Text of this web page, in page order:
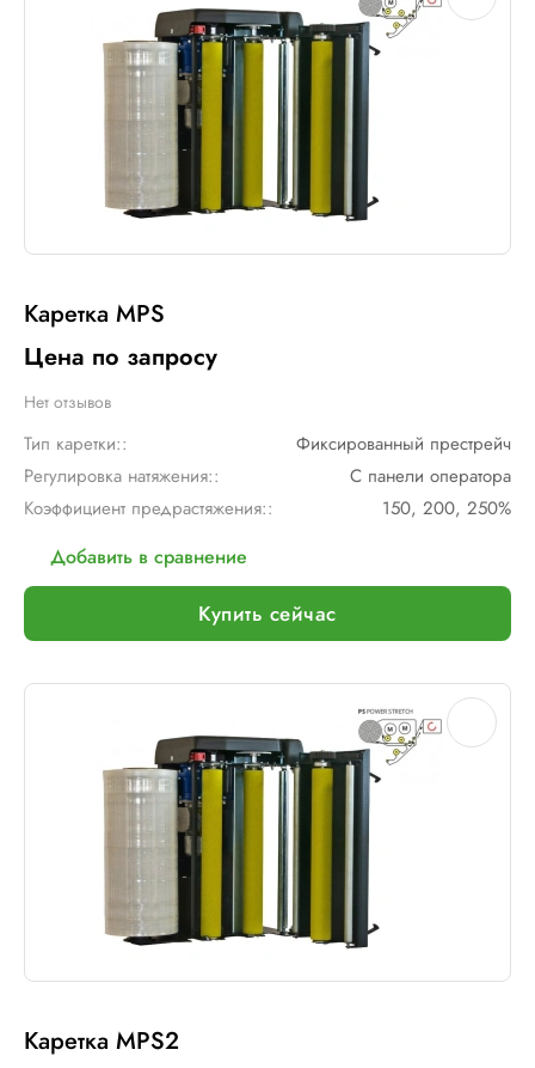
Каретка MPS
Цена по запросу
Нет отзывов
Тип каретки::
Фиксированный престрейч
Регулировка натяжения::
С панели оператора
Коэффициент предрастяжения::
150, 200, 250%
Добавить в сравнение
Купить сейчас
Каретка MPS2